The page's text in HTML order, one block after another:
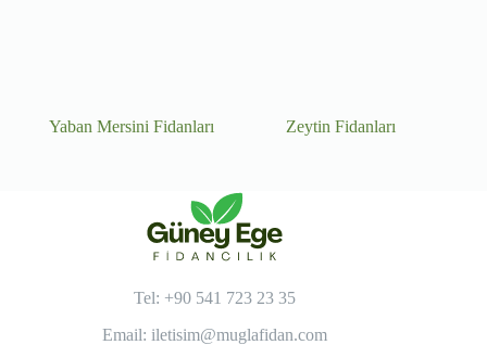
Yaban Mersini Fidanları Zeytin Fidanları
Tel: +90 541 723 23 35
Email: iletisim@muglafidan.com